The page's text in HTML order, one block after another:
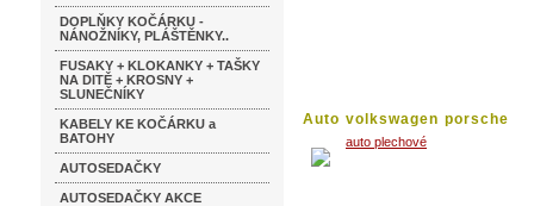
DOPLŇKY KOČÁRKU -
NÁNOŽNÍKY, PLÁŠTĚNKY..
FUSAKY + KLOKANKY + TAŠKY
NA DITĚ + KROSNY +
SLUNEČNÍKY
KABELY KE KOČÁRKU a
BATOHY
AUTOSEDAČKY
AUTOSEDAČKY AKCE
Auto volkswagen porsche
Brouk...